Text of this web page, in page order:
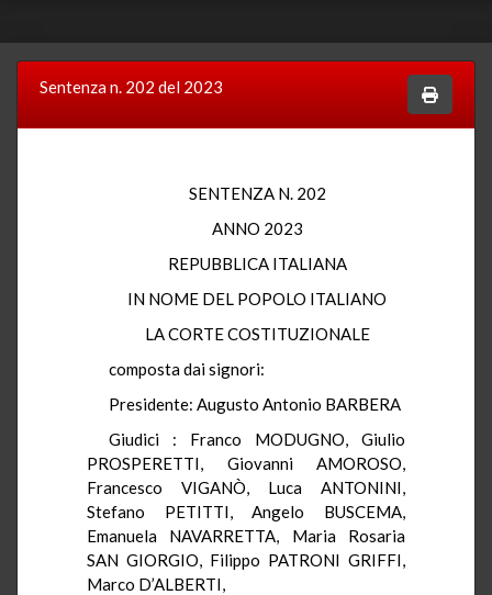
Sentenza n. 202 del 2023
SENTENZA N. 202
ANNO 2023
REPUBBLICA ITALIANA
IN NOME DEL POPOLO ITALIANO
LA CORTE COSTITUZIONALE
composta dai signori:
Presidente: Augusto Antonio BARBERA
Giudici : Franco MODUGNO, Giulio
PROSPERETTI, Giovanni AMOROSO,
Francesco VIGANÒ, Luca ANTONINI,
Stefano PETITTI, Angelo BUSCEMA,
Emanuela NAVARRETTA, Maria Rosaria
SAN GIORGIO, Filippo PATRONI GRIFFI,
Marco D’ALBERTI,